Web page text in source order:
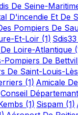
De Seine-
D'incendie Et De
Pompiers De
Et-Loir (1) Sdis33
Loire-Atlantique
Pompiers De
De Saint-Louis-
(1) Amicale
Conseil
(1) Sispam (1)